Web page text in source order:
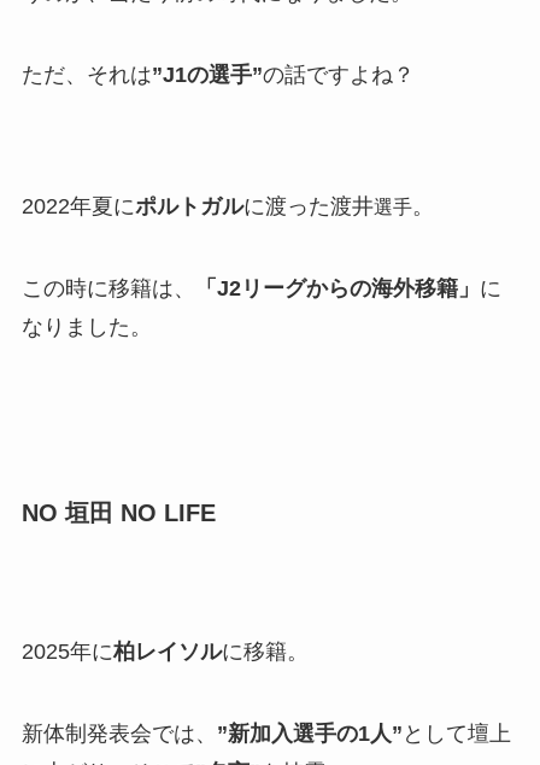
ただ、それは”J1の選手”の話ですよね？
2022年夏にポルトガルに渡った渡井選手。
この時に移籍は、 「J2リーグからの海外移籍」 に
なりました。
NO 垣田 NO LIFE
2025年に柏レイソルに移籍。
新体制発表会では、 ”新加入選手の1人” として壇上